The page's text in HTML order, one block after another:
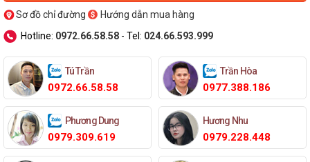
Sơ đồ chỉ đường
Hướng dẫn mua hàng
Hotline: 0972.66.58.58 - Tel: 024.66.593.999
Tú Trần
0972.66.58.58
Trần Hòa
0977.388.186
Phương Dung
0979.309.619
Hương Nhu
0979.228.448